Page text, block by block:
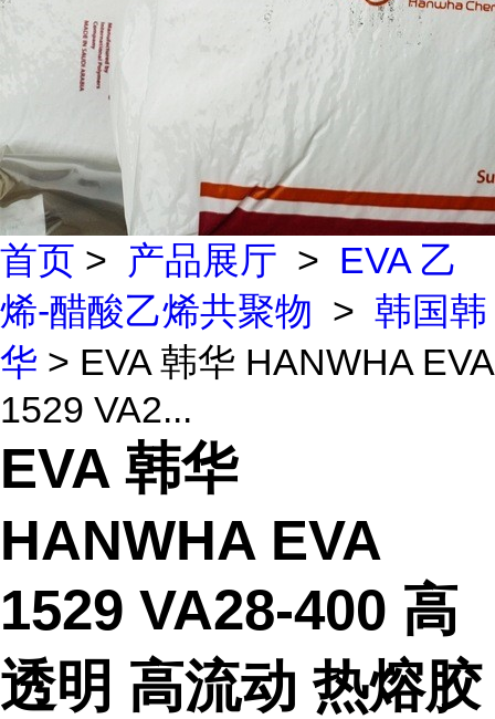
首页 > 产品展厅 > EVA 乙
烯-醋酸乙烯共聚物 > 韩国韩
华 > EVA 韩华 HANWHA EVA
1529 VA2...
EVA 韩华
HANWHA EVA
1529 VA28-400 高
透明 高流动 热熔胶